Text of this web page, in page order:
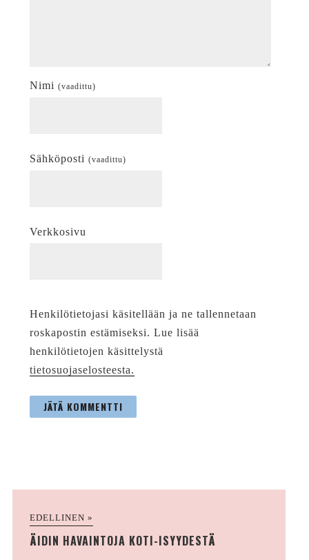
Nimi (vaadittu)
Sähköposti (vaadittu)
Verkkosivu
Henkilötietojasi käsitellään ja ne tallennetaan
roskapostin estämiseksi. Lue lisää
henkilötietojen käsittelystä
tietosuojaselosteesta.
EDELLINEN »
ÄIDIN HAVAINTOJA KOTI-ISYYDESTÄ